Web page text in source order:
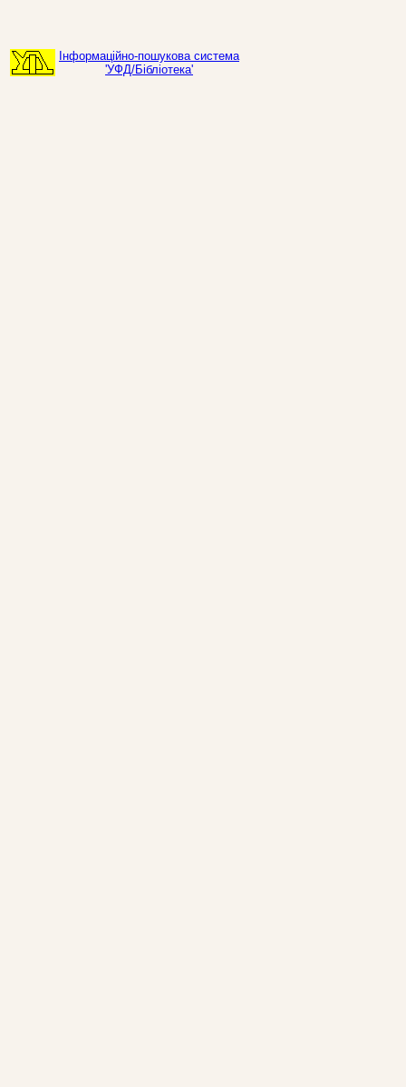
Інформаційно-пошукова система
'УФД/Бібліотека'